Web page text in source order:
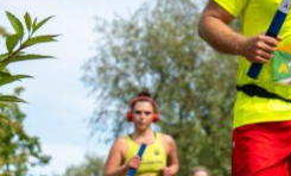
WYDARZENIA